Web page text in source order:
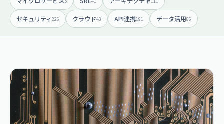
セキュリティ226 クラウド43 API連携191 データ活用86